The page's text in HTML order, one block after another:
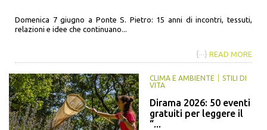
Domenica 7 giugno a Ponte S. Pietro: 15 anni di incontri, tessuti,
relazioni e idee che continuano...
{···} READ MORE
CLIMA E AMBIENTE
STILI DI
VITA
Dirama 2026: 50 eventi
gratuiti per leggere il
“...